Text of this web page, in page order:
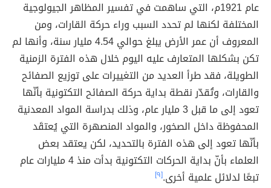
عام 1921م، التي ساهمت في تفسير المظاهر الجيولوجية
المختلفة لكنها لم تحدد السبب وراء حركة القارات، ومن
المعروف أن عمر الأرض يبلغ حوالي 4.54 مليار سنة، وأنها لم
تكن بشكلها المتعارف عليه اليوم خلال هذه الفترة الزمنية
الطويلة، فقد طرأ العديد من التغييرات على توزيع الصفائح
والقارات، وتُقدّر نقطة بداية حركة الصفائح التكتونية بأنّها
تعود إلى ما قبل 3 مليار عام، وذلك بدراسة المواد المعدنية
المحفوظة داخل الصخور، والمواد المنصهرة التي يُعتقَد
بأنّها تعود إلى هذه الفترة بالتحديد، لكن يعتقد بعض
العلماء بأنّ بداية الحركات التكتونية بدأت منذ 4 مليارات عام
تبعًا لدلائل علمية أخرى.[٩]